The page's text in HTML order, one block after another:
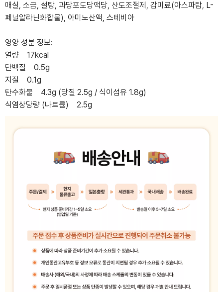
매실, 소금, 설탕, 과당포도당액당, 산도조절제, 감미료(아스파탐, L-
페닐알라닌화합물), 아미노산액, 스테비아
영양 성분 정보:
열량 17kcal
단백질 0.5g
지질 0.1g
탄수화물 4.3g (당질 2.5g / 식이섬유 1.8g)
식염상당량 (나트륨) 2.5g